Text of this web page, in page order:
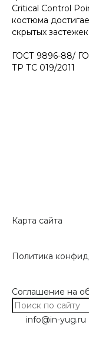
Critical Control
костюма
скрытых застежек.
ГОСТ 9896-88/
ТР ТС 019/2011
Карта сайта
Политика
Соглашение на
info@in-yug.ru